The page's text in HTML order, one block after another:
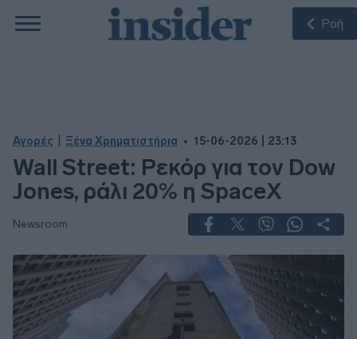
Ροή
Αγορές Ξένα Χρηματιστήρια 15-06-2026 | 23:13
Wall Street: Ρεκόρ για τον Dow
Jones, ράλι 20% η SpaceX
Newsroom